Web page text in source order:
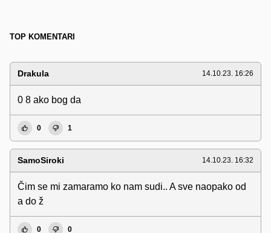
TOP KOMENTARI
Drakula 14.10.23. 16:26
0 8 ako bog da
0 1
SamoSiroki 14.10.23. 16:32
Čim se mi zamaramo ko nam sudi.. A sve naopako od
a do ž
0 0